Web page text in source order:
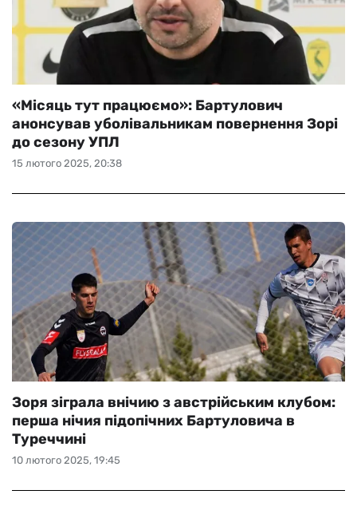
15 лютого 2025, 20:38
«Місяць тут працюємо»: Бартулович
анонсував уболівальникам повернення Зорі
до сезону УПЛ
10 лютого 2025, 19:45
Зоря зіграла внічию з австрійським клубом:
перша нічия підопічних Бартуловича в
Туреччині